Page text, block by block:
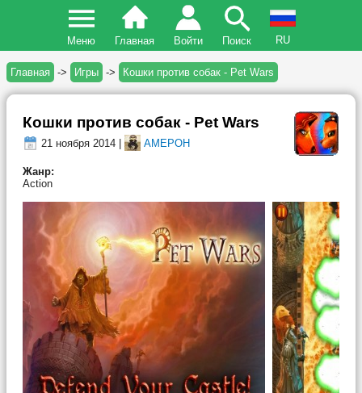
Меню Главная Войти Поиск RU
Главная -> Игры -> Кошки против собак - Pet Wars
Кошки против собак - Pet Wars
21 ноября 2014 | AMEPOH
Жанр:
Action